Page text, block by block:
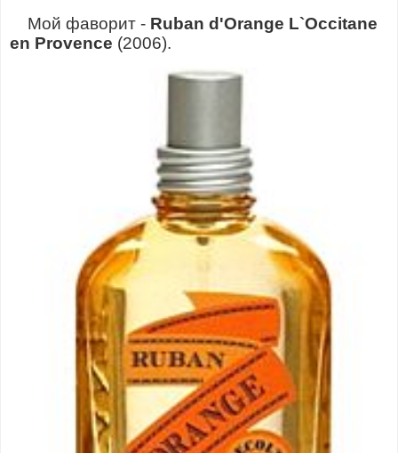
Мой фаворит - Ruban d'Orange L`Occitane
en Provence (2006).